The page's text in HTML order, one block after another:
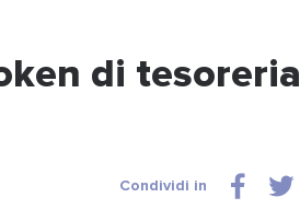
di tesoreria
Condividi in